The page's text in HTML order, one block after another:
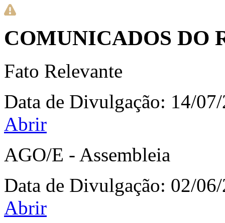
COMUNICADOS DO
Fato Relevante
Data de Divulgação: 14/
Abrir
AGO/E - Assembleia
Data de Divulgação: 02/
Abrir